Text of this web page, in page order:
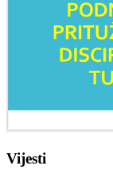
Vijesti